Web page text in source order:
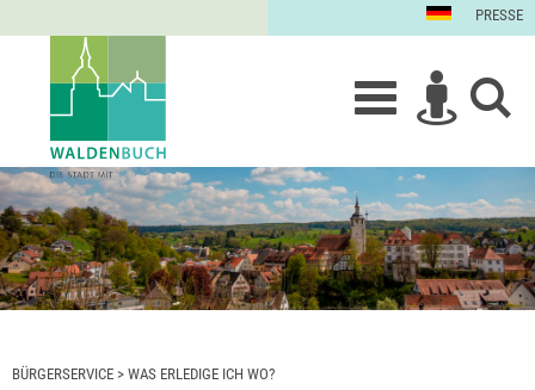
PRESSE
BÜRGERSERVICE > WAS ERLEDIGE ICH WO?